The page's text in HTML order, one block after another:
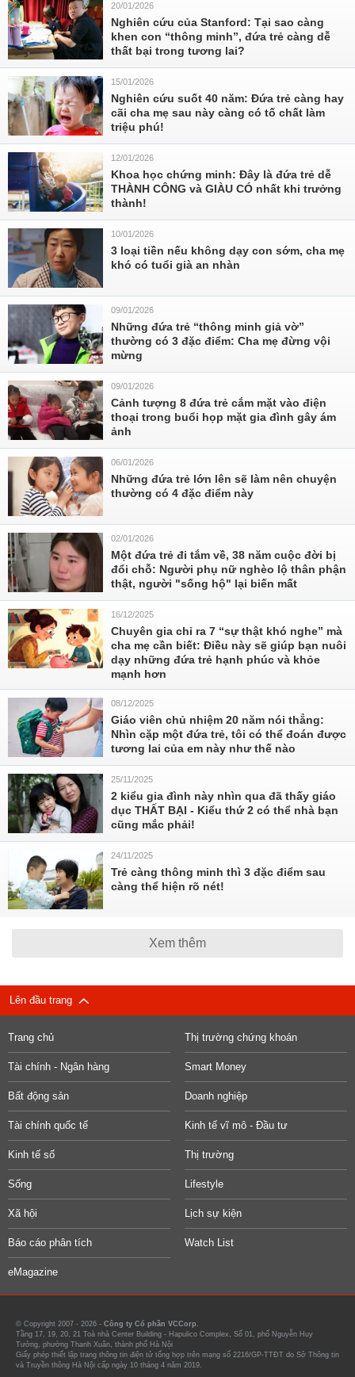
20/01/2026
Nghiên cứu của Stanford: Tại sao càng
khen con “thông minh”, đứa trẻ càng dễ
thất bại trong tương lai?
15/01/2026
Nghiên cứu suốt 40 năm: Đứa trẻ càng hay
cãi cha mẹ sau này càng có tố chất làm
triệu phú!
12/01/2026
Khoa học chứng minh: Đây là đứa trẻ dễ
THÀNH CÔNG và GIÀU CÓ nhất khi trưởng
thành!
10/01/2026
3 loại tiền nếu không dạy con sớm, cha mẹ
khó có tuổi già an nhàn
09/01/2026
Những đứa trẻ “thông minh giả vờ”
thường có 3 đặc điểm: Cha mẹ đừng vội
mừng
09/01/2026
Cảnh tượng 8 đứa trẻ cắm mặt vào điện
thoại trong buổi họp mặt gia đình gây ám
ảnh
06/01/2026
Những đứa trẻ lớn lên sẽ làm nên chuyện
thường có 4 đặc điểm này
02/01/2026
Một đứa trẻ đi tắm về, 38 năm cuộc đời bị
đổi chỗ: Người phụ nữ nghèo lộ thân phận
thật, người "sống hộ" lại biến mất
16/12/2025
Chuyên gia chỉ ra 7 “sự thật khó nghe” mà
cha mẹ cần biết: Điều này sẽ giúp bạn nuôi
dạy những đứa trẻ hạnh phúc và khỏe
mạnh hơn
08/12/2025
Giáo viên chủ nhiệm 20 năm nói thẳng:
Nhìn cặp một đứa trẻ, tôi có thể đoán được
tương lai của em này như thế nào
25/11/2025
2 kiểu gia đình này nhìn qua đã thấy giáo
dục THẤT BẠI - Kiểu thứ 2 có thể nhà bạn
cũng mắc phải!
24/11/2025
Trẻ càng thông minh thì 3 đặc điểm sau
càng thể hiện rõ nét!
Xem thêm
Lên đầu trang
Trang chủ Thị trường chứng khoán
Tài chính - Ngân hàng Smart Money
Bất động sản Doanh nghiệp
Tài chính quốc tế Kinh tế vĩ mô - Đầu tư
Kinh tế số Thị trường
Sống Lifestyle
Xã hội Lịch sự kiện
Báo cáo phân tích Watch List
eMagazine
© Copyright 2007 - 2026 - Công ty Cổ phần VCCorp.
Tầng 17, 19, 20, 21 Toà nhà Center Building - Hapulico Complex, Số 01, phố Nguyễn Huy
Tưởng, phường Thanh Xuân, thành phố Hà Nội
Giấy phép thiết lập trang thông tin điện tử tổng hợp trên mạng số 2216/GP-TTĐT do Sở Thông tin
và Truyền thông Hà Nội cấp ngày 10 tháng 4 năm 2019.